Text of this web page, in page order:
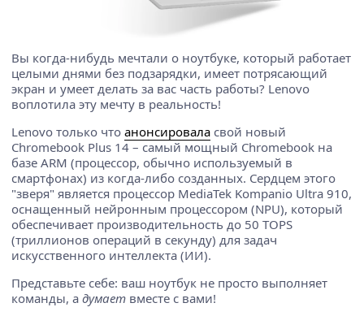
Вы когда-нибудь мечтали о ноутбуке, который работает
целыми днями без подзарядки, имеет потрясающий
экран и умеет делать за вас часть работы? Lenovo
воплотила эту мечту в реальность!
Lenovo только что анонсировала свой новый
Chromebook Plus 14 – самый мощный Chromebook на
базе ARM (процессор, обычно используемый в
смартфонах) из когда-либо созданных. Сердцем этого
"зверя" является процессор MediaTek Kompanio Ultra 910,
оснащенный нейронным процессором (NPU), который
обеспечивает производительность до 50 TOPS
(триллионов операций в секунду) для задач
искусственного интеллекта (ИИ).
Представьте себе: ваш ноутбук не просто выполняет
команды, а думает вместе с вами!